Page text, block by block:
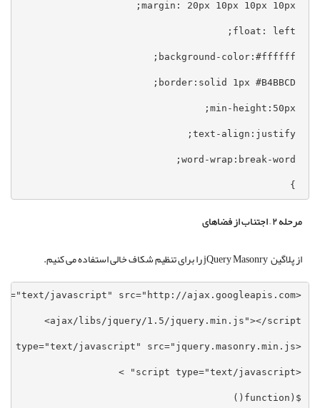
margin: 20px 10px 10px 10px;
float: left;
background-color:#ffffff;
border:solid 1px #B4BBCD;
min-height:50px;
text-align:justify;
word-wrap:break-word;
مرحله ۲ – اجتناب از فضاهای
از پلاگین jQuery Masonry را برای تنظیم شکاف خالی استفاده می کنیم.
ajax/libs/jquery/1.5/jquery.min.js"></script>